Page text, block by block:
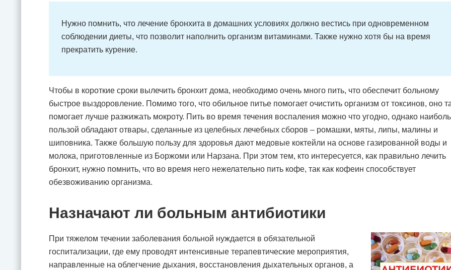
Нужно помнить, что лечение бронхита в домашних условиях должно вестись при одновременном
соблюдении диеты, что позволит наполнить организм витаминами. Также нужно хотя бы на время
прекратить курение.
Чтобы в короткие сроки вылечить бронхит дома, необходимо очень много пить, что обеспечит больному
быстрое выздоровление. Помимо того, что обильное питье помогает очистить организм от токсинов, оно
помогает лучше разжижать мокроту. Пить во время течения воспаления можно что угодно, однако
пользой обладают отвары, сделанные из целебных лечебных сборов – ромашки, мяты, липы, малины и
шиповника. Также большую пользу для здоровья дают медовые коктейли на основе газированной воды и
молока, приготовленные из Боржоми или Нарзана. При этом тем, кто интересуется, как правильно лечить
бронхит, нужно помнить, что во время него нежелательно пить кофе, так как кофеин способствует
обезвоживанию организма.
Назначают ли больным антибиотики
При тяжелом течении заболевания больной нуждается в обязательной
госпитализации, где ему проводят интенсивные терапевтические мероприятия,
направленные на облегчение дыхания, восстановления дыхательных органов, а